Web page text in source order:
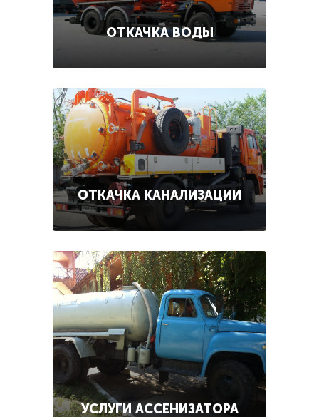
ОТКАЧКА ВОДЫ
ОТКАЧКА КАНАЛИЗАЦИИ
УСЛУГИ АССЕНИЗАТОРА